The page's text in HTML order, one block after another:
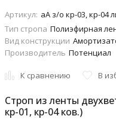
Артикул: аA з/о кр-03, кр-04
Тип стропа Полиэфирная
Вид конструкции
Производитель Потенциал
К сравнению В
Строп из ленты
кр-01, кр-04 ков.)